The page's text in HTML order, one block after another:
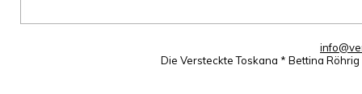
Die Versteckte Toskana * Bettina